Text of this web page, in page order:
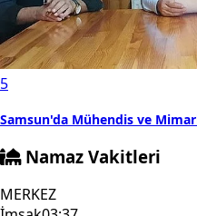
5
Samsun'da Mühendis ve
Namaz Vakitleri
MERKEZ